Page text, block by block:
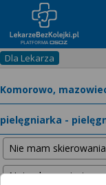
Dla Lekarza